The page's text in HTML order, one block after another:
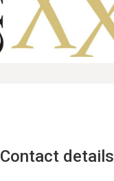
Contact details